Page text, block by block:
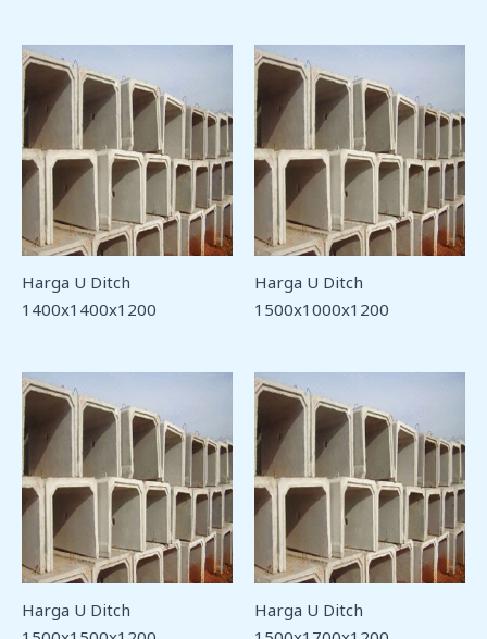
Harga U Ditch
1400x1400x1200
Harga U Ditch
1500x1000x1200
Harga U Ditch
Harga U Ditch